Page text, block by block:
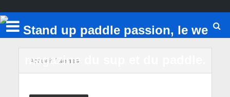
Accueil/ series